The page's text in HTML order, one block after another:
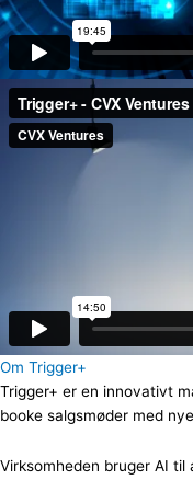
Om Trigger+
Trigger+ er en innovativt
booke salgsmøder med
Virksomheden bruger AI